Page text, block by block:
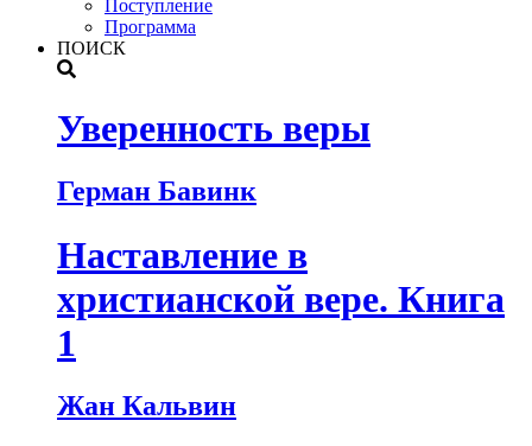
Поступление
Программа
ПОИСК
Уверенность веры
Герман Бавинк
Наставление в
христианской вере. Книга
1
Жан Кальвин